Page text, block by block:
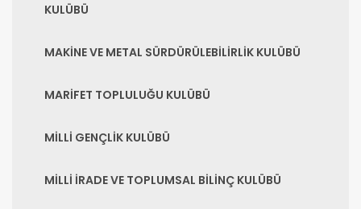
KULÜBÜ
MAKİNE VE METAL SÜRDÜRÜLEBİLİRLİK KULÜBÜ
MARİFET TOPLULUĞU KULÜBÜ
MİLLİ GENÇLİK KULÜBÜ
MİLLİ İRADE VE TOPLUMSAL BİLİNÇ KULÜBÜ